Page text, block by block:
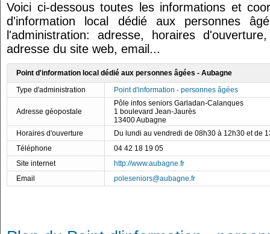
Voici ci-dessous toutes les informations et
d'information local dédié aux personnes
l'administration: adresse, horaires
adresse du site web, email...
Point d'information local dédié aux personnes âgées - Aubagne
Type d'administration
Point d'information - personnes âgées
Adresse géopostale
Pôle infos seniors Garladan-Calanques
1 boulevard Jean-Jaurès
13400 Aubagne
Horaires d'ouverture
Du lundi au vendredi de 08h30 à 12h30 et de
Téléphone
04 42 18 19 05
Site internet
http://www.aubagne.fr
Email
poleseniors@aubagne.fr